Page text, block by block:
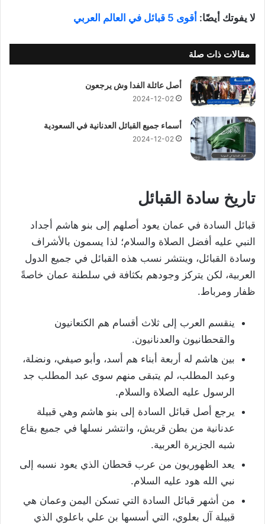
لا يفوتك أيضًا: أقوى 5 قبائل في العالم العربي
مقالات ذات صلة
أصل عائلة الفدا وش يرجعون
2024-12-02
أسماء جميع القبائل العدنانية في السعودية
2024-12-02
تاريخ سادة القبائل
قبائل السادة في عمان يعود أصلهم إلى بنو هاشم أجداد
النبي عليه أفضل الصلاة والسلام؛ لذا يسمون بالأشراف
وسادة القبائل، وينتشر نسب هذه القبائل في جميع الدول
العربية، لكن يتركز وجودهم بكثافة في سلطنة عمان خاصةً
ظفار ومرباط.
ينقسم العرب إلى ثلاث أقسام هم الكنعانيون
والقحطانيون والعدنانيون.
بين هاشم له أربعة أبناء هم أسد، وأبو صيفي، ونضلة،
وعبد المطلب، لم يتبقى منهم سوى عبد المطلب جد
الرسول عليه الصلاة والسلام.
يرجع أصل قبائل السادة إلى بنو هاشم وهي قبيلة
عدنانية من بطن قريش، وانتشر نسلها في جميع بقاع
شبه الجزيرة العربية.
يعد الظهوريون من عرب قحطان الذي يعود نسبه إلى
نبي الله هود عليه السلام.
من أشهر قبائل السادة التي تسكن اليمن وعمان هي
قبيلة آل بعلوي، التي أسسها بن علي باعلوي الذي